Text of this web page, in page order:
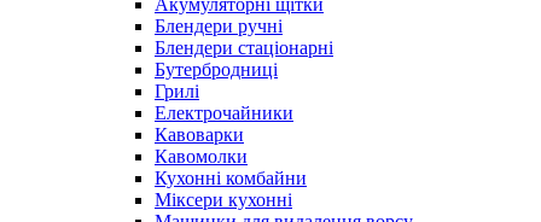
Акумуляторні щітки
Блендери ручні
Блендери стаціонарні
Бутербродниці
Грилі
Електрочайники
Кавоварки
Кавомолки
Кухонні комбайни
Міксери кухонні